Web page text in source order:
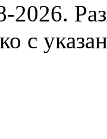
2026.
с